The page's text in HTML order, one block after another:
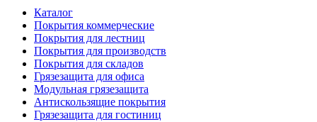
Каталог
Покрытия коммерческие
Покрытия для лестниц
Покрытия для производств
Покрытия для складов
Грязезащита для офиса
Модульная грязезащита
Антискользящие покрытия
Грязезащита для гостиниц